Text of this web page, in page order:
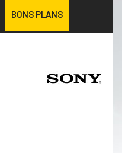
BONS PLANS